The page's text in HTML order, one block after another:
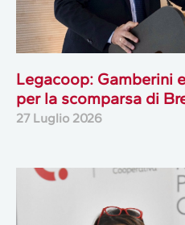
Legacoop: Gamberini
per la scomparsa di
27 Luglio 2026